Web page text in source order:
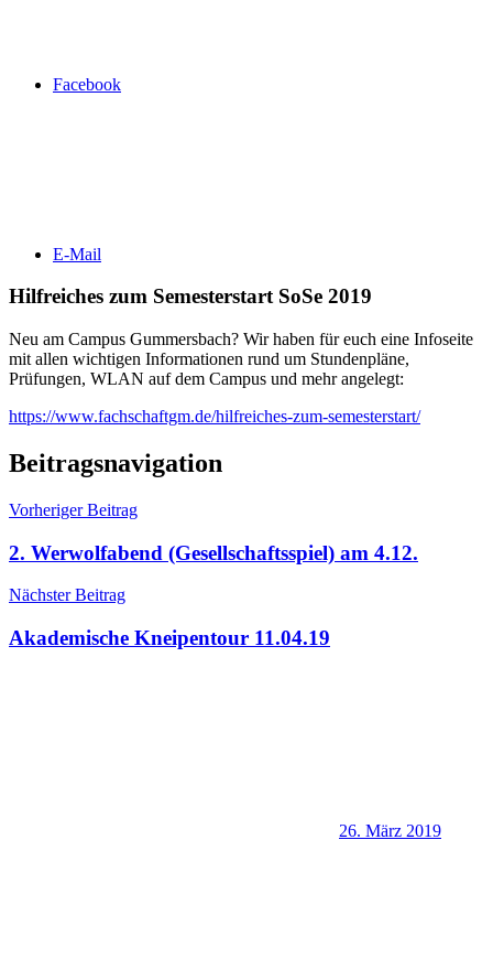
Facebook
E-Mail
Hilfreiches zum Semesterstart SoSe 2019
Neu am Campus Gummersbach? Wir haben für euch eine Infoseite
mit allen wichtigen Informationen rund um Stundenpläne,
Prüfungen, WLAN auf dem Campus und mehr angelegt:
https://www.fachschaftgm.de/hilfreiches-zum-semesterstart/
Beitragsnavigation
Vorheriger Beitrag
2. Werwolfabend (Gesellschaftsspiel) am 4.12.
Nächster Beitrag
Akademische Kneipentour 11.04.19
26. März 2019